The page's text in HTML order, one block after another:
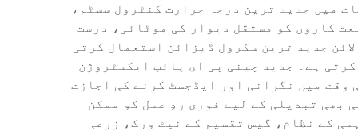
میں جدید ترین درجہ حرارت کنٹرول سسٹم،
کاروں کو مستقل دیوار کی موٹائی، درست
جدید ترین سکرول ڈیزائن استعمال کرتی
ہے۔ جدید چینی پی ای پائپ ایکسٹروژن
وقت میں نگرانی اور ایڈجسٹ کرنے کی اجازت
بھی تبدیلی کے لیے فوری ردِ عمل کو ممکن
کے نظام، گیس تقسیم کے نیٹ ورک، زرعی